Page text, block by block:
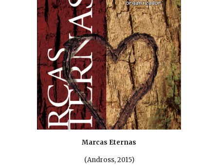
Marcas Eternas
(Andross, 2015)